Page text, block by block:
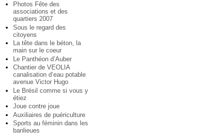
Photos Fête des
associations et des
quartiers 2007
Sous le regard des
citoyens
La tête dans le béton, la
main sur le coeur
Le Panthéon d’Auber
Chantier de VEOLIA
canalisation d’eau potable
avenue Victor Hugo
Le Brésil comme si vous y
étiez
Joue contre joue
Auxiliaires de puériculture
Sports au féminin dans les
banlieues